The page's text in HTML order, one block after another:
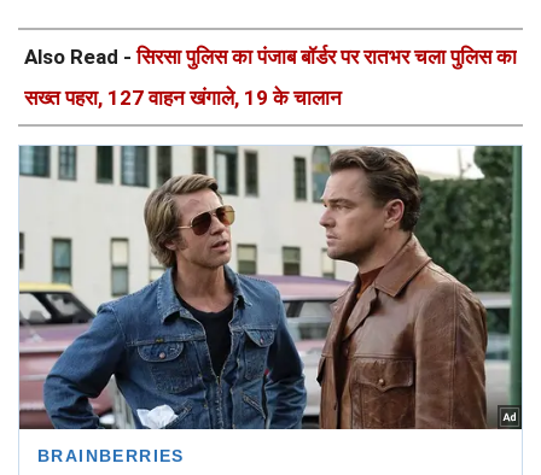
Also Read -सिरसा पुलिस का पंजाब बॉर्डर पर रातभर चला पुलिस का
सख्त पहरा, 127 वाहन खंगाले, 19 के चालान